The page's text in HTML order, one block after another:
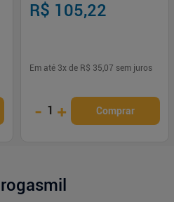
R$ 105,22
Em até 3x de R$ 35,07 sem juros
- 1 + Comprar